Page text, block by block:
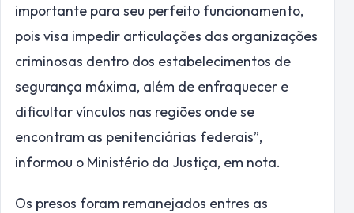
importante para seu perfeito funcionamento,
pois visa impedir articulações das organizações
criminosas dentro dos estabelecimentos de
segurança máxima, além de enfraquecer e
dificultar vínculos nas regiões onde se
encontram as penitenciárias federais”,
informou o Ministério da Justiça, em nota.
Os presos foram remanejados entres as